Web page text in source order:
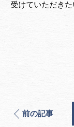
受けていただきた
前の記事